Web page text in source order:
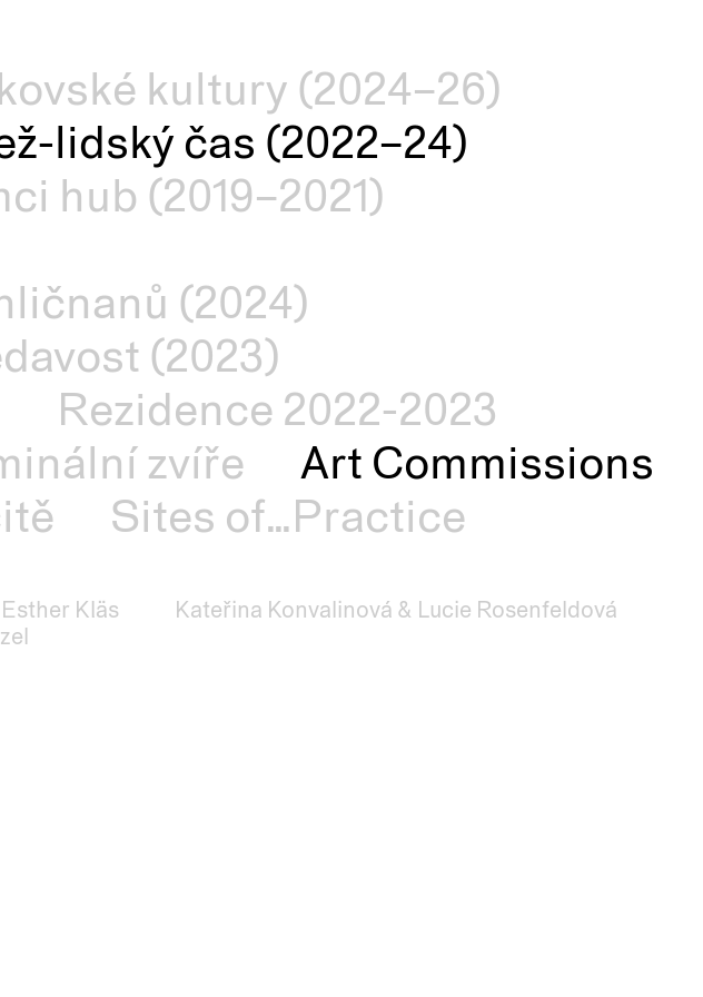
kultury (2024–26)
lidský čas (2022–24)
hub (2019–2021)
(2024)
(2023)
Rezidence 2022-2023
zvíře
Art Commissions
Sites of...Practice
Esther Kläs
Kateřina Konvalinová & Lucie Rosenfeldová